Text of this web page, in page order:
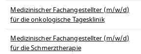
Medizinischer Fachangestellter (m/w/d)
für die onkologische Tagesklinik
Medizinischer Fachangestellter (m/w/d)
für die Schmerztherapie